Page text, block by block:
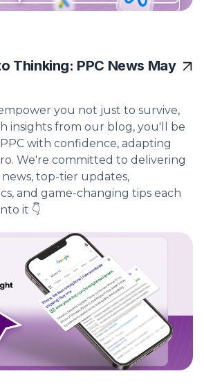
Thinking: PPC News May
you not just to survive,
insights from our blog, you'll be
with confidence, adapting
We're committed to delivering
top-tier updates,
and game-changing tips each
it 👇